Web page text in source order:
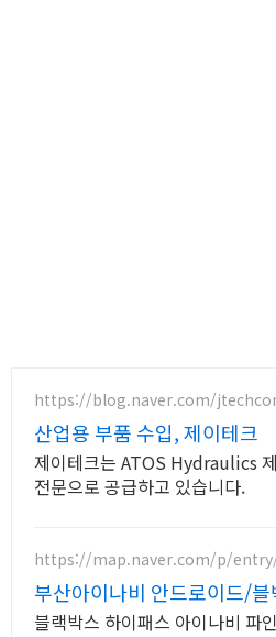
https://blog.naver.com/
산업용 부품 수입, 제이테크
제이테크는 ATOS Hydraulics
전문으로 공급하고 있습니다.
https://map.naver.com/p/
부산아이나비 안드로이드/블
설치!
블랙박스 하이패스 아이나비 파